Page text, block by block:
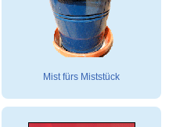
Mist fürs Miststück